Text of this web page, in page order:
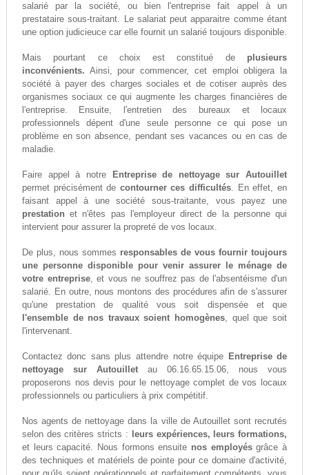
salarié par la société, ou bien l'entreprise fait appel à un
prestataire sous-traitant. Le salariat peut apparaitre comme étant
une option judicieuce car elle fournit un salarié toujours disponible.
Mais pourtant ce choix est constitué de plusieurs
inconvénients. Ainsi, pour commencer, cet emploi obligera la
société à payer des charges sociales et de cotiser auprès des
organismes sociaux ce qui augmente les charges financières de
l'entreprise. Ensuite, l'entretien des bureaux et locaux
professionnels dépent d'une seule personne ce qui pose un
problème en son absence, pendant ses vacances ou en cas de
maladie.
Faire appel à notre
Entreprise de nettoyage sur Autouillet
permet précisément de contourner ces difficultés. En effet, en
faisant appel à une société sous-traitante, vous payez une
prestation et n'êtes pas l'employeur direct de la personne qui
intervient pour assurer la propreté de vos locaux.
De plus, nous sommes responsables de vous fournir toujours
une personne disponible pour venir assurer le ménage de
votre entreprise, et vous ne souffrez pas de l'absentéisme d'un
salarié. En outre, nous montons des procédures afin de s'assurer
qu'une prestation de qualité vous soit dispensée et que
l'ensemble de nos travaux soient homogènes, quel que soit
l'intervenant.
Contactez donc sans plus attendre notre équipe Entreprise de
nettoyage sur Autouilletau 06.16.65.15.06, nous vous
proposerons nos devis pour le nettoyage complet de vos locaux
professionnels ou particuliers à prix compétitif.
Nos agents de nettoyage dans la ville de Autouillet sont recrutés
selon des critères stricts :
leurs expériences, leurs formations,
et leurs capacité. Nous formons ensuite nos employésgrâce à
des techniques et matériels de pointe pour ce domaine d'activité,